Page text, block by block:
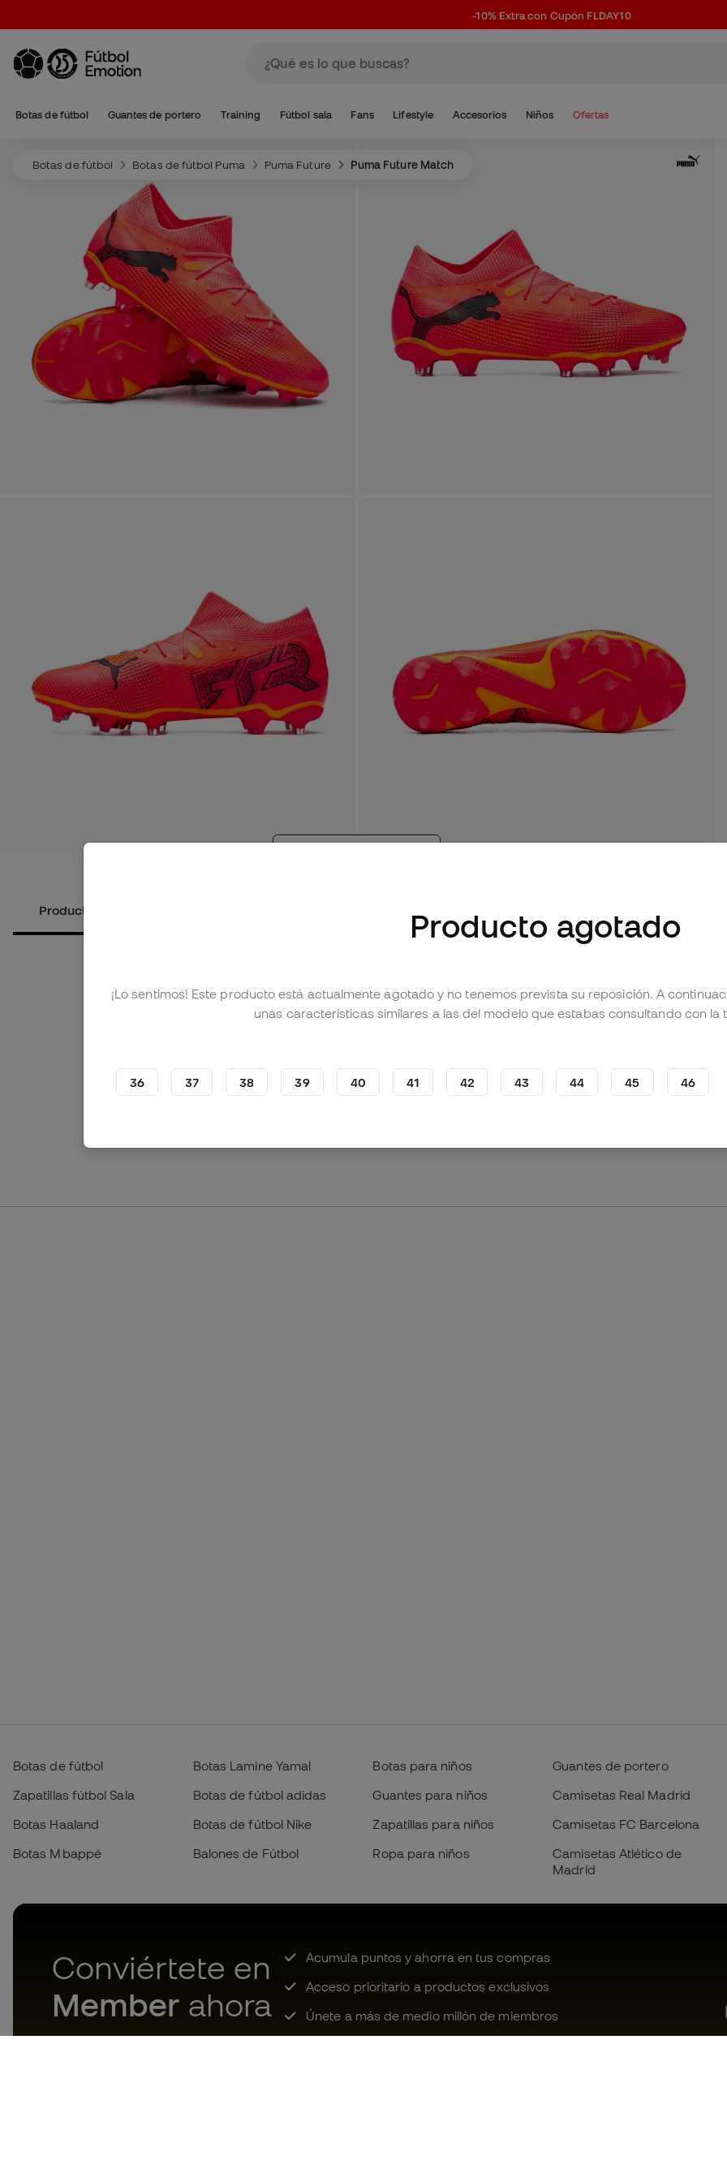
-10% Extra con Cupón FLDAY10
Botas de fútbol Guantes de portero Training Fútbol sala Fans Lifestyle Accesorios Niños Ofertas
Botas de fútbol Botas de fútbol Puma Puma Future Puma Future Match
Productos alternativos
Botas de fútbol
Zapatillas fútbol Sala
Botas Haaland
Botas Mbappé
Botas Lamine Yamal
Botas de fútbol adidas
Botas de fútbol Nike
Balones de Fútbol
Botas para niños
Guantes para niños
Zapatillas para niños
Ropa para niños
Guantes de portero
Camisetas Real Madrid
Camisetas FC Barcelona
Camisetas Atlético de
Madrid
Conviértete en
Member ahora
Acumula puntos y ahorra en tus compras
Acceso prioritario a productos exclusivos
Únete a más de medio millón de miembros
Producto agotado
¡Lo sentimos! Este producto está actualmente agotado y no tenemos prevista su reposición. A
unas características similares a las del modelo que estabas consultando con la
36 37 38 39 40 41 42 43 44 45 46